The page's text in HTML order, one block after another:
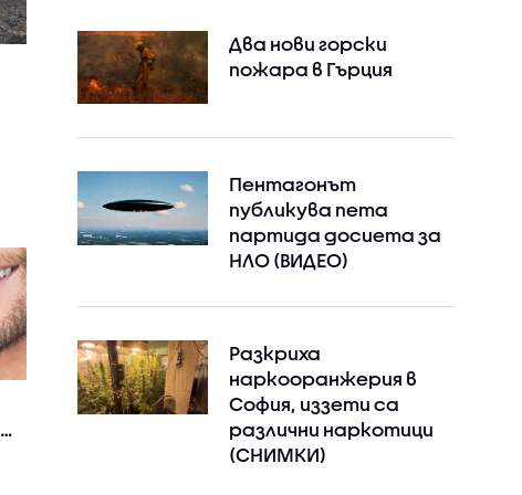
Два нови горски
пожара в Гърция
Пентагонът
публикува пета
партида досиета за
НЛО (ВИДЕО)
Разкриха
наркооранжерия в
София, иззети са
различни наркотици
(СНИМКИ)